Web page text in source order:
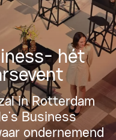
hét
in Rotterdam
Business
ondernemend